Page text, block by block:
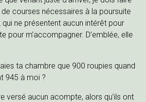
courses nécessaires à la poursuite
ne présentent aucun intérêt pour
pour m’accompagner. D’emblée, elle
ta chambre que 900 roupies quand
945 à moi ?
versé aucun acompte, alors qu’ils ont